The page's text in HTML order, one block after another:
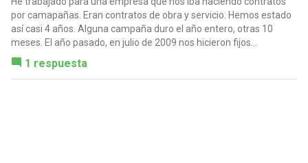
por camapañas. Eran contratos de obra y servicio. Hemos estado
así casi 4 años. Alguna campaña duro el año entero, otras 10
meses. El año pasado, en julio de 2009 nos hicieron fijos...
1 respuesta